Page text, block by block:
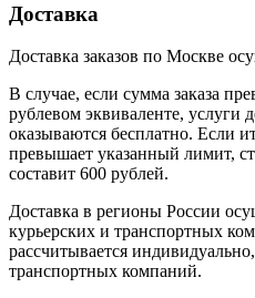
Доставка
Доставка заказов по Москве
В случае, если сумма заказа
рублевом эквиваленте, услуги
оказываются бесплатно. Если
превышает указанный лимит,
составит 600 рублей.
Доставка в регионы России
курьерских и транспортных
рассчитывается
транспортных компаний.